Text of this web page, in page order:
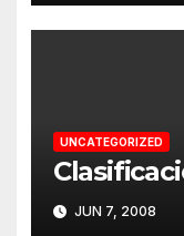
UNCATEGORIZED
JUN 7, 2008